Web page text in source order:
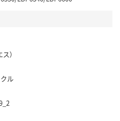
）
クル